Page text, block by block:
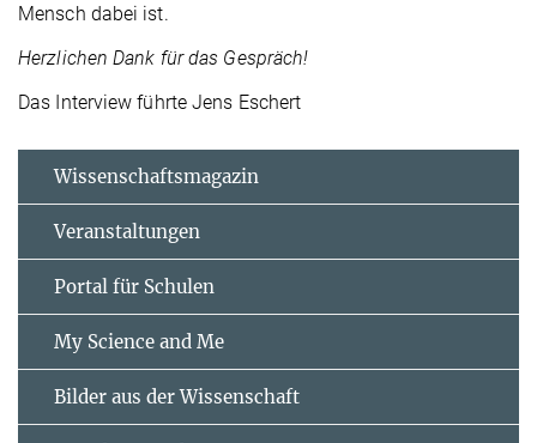
Mensch dabei ist.
Herzlichen Dank für das Gespräch!
Das Interview führte Jens Eschert
Wissenschaftsmagazin
Veranstaltungen
Portal für Schulen
My Science and Me
Bilder aus der Wissenschaft